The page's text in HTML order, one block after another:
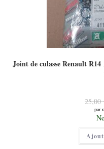
Joint de culasse Renault
25,00
par
Le